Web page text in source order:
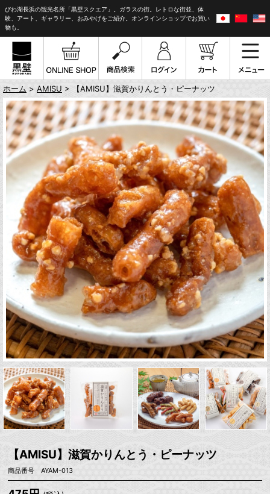
びわ湖長浜の観光名所「黒壁スクエア」。ガラスの街。レトロな街並、体
験、アート、ギャラリー、おみやげをご紹介。オンラインショップでお買い
物も。
ホーム > AMISU > 【AMISU】滋賀かりんとう・ピーナッツ
【AMISU】滋賀かりんとう・ピーナッツ
商品番号 AYAM-013